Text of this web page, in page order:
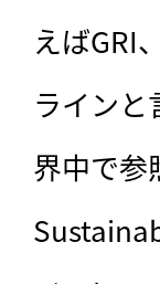
えばGRI
ライン
界中で参